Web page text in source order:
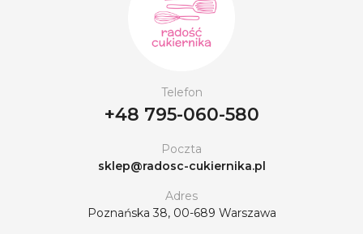
Telefon
+48 795-060-580
Poczta
sklep@radosc-cukiernika.pl
Adres
Poznańska 38, 00-689 Warszawa